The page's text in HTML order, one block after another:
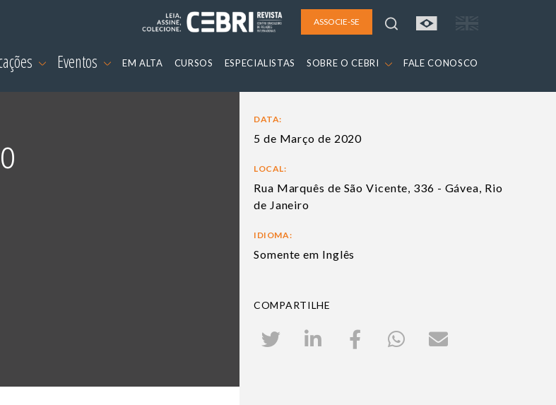
ASSOCIE-SE
Eventos EM ALTA CURSOS ESPECIALISTAS SOBRE O CEBRI FALE CONOSCO
DATA:
5 de Março de 2020
LOCAL:
Rua Marquês de São Vicente, 336 - Gávea, Rio
de Janeiro
IDIOMA:
Somente em Inglês
COMPARTILHE